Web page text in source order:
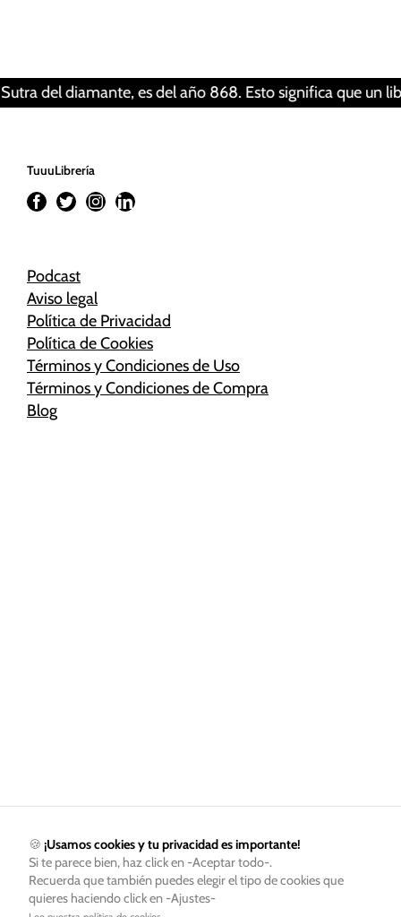
es del año 868. Esto significa que un libro
TuuuLibrería
Podcast
Aviso legal
Política de Privacidad
Política de Cookies
Términos y Condiciones de Uso
Términos y Condiciones de Compra
Blog
🍪 ¡Usamos cookies y tu privacidad es importante!
Si te parece bien, haz click en -Aceptar todo-.
Recuerda que también puedes elegir el tipo de cookies que
quieres haciendo click en -Ajustes-